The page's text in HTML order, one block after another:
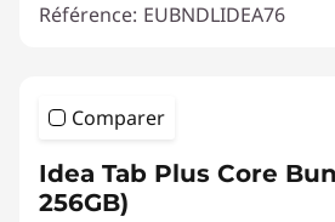
Référence: EUBNDLIDEA76
Comparer
Idea Tab Plus Core
256GB)